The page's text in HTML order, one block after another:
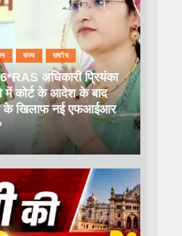
राज्य राष्टीय
अधिकारी प्रियंका
में कोर्ट के आदेश के बाद
के खिलाफ नई एफआईआर